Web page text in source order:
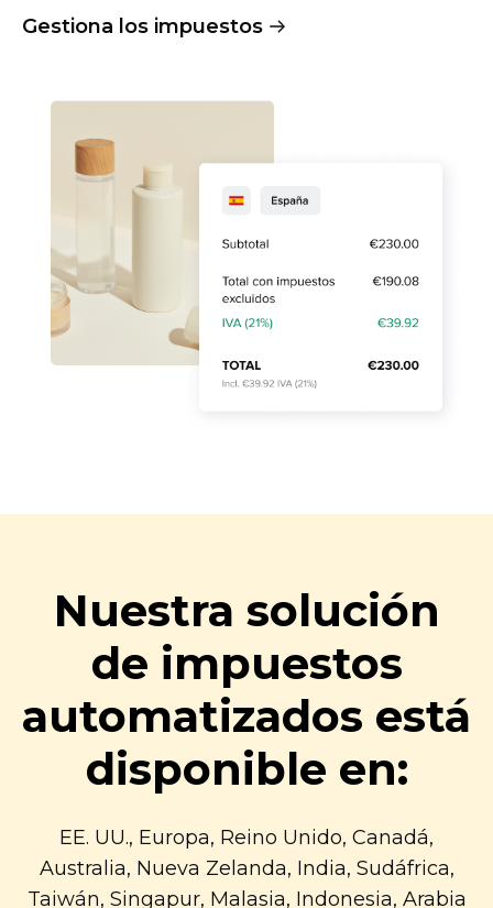
Gestiona los impuestos
Nuestra solución
de impuestos
automatizados está
disponible en:
EE. UU., Europa, Reino Unido, Canadá,
Australia, Nueva Zelanda, India, Sudáfrica,
Taiwán, Singapur, Malasia, Indonesia, Arabia